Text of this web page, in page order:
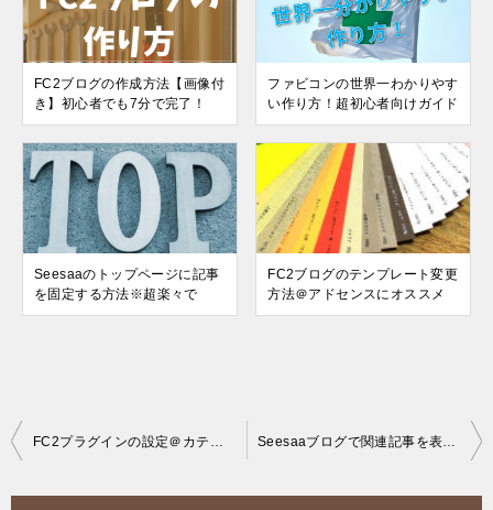
FC2ブログの作成方法【画像付
き】初心者でも7分で完了！
ファビコンの世界一わかりやす
い作り方！超初心者向けガイド
Seesaaのトップページに記事
を固定する方法※超楽々で
FC2ブログのテンプレート変更
方法＠アドセンスにオススメ
投